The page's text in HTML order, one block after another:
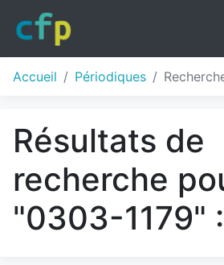
Accueil Périodiques
Résultats de
recherche
"0303-1179"